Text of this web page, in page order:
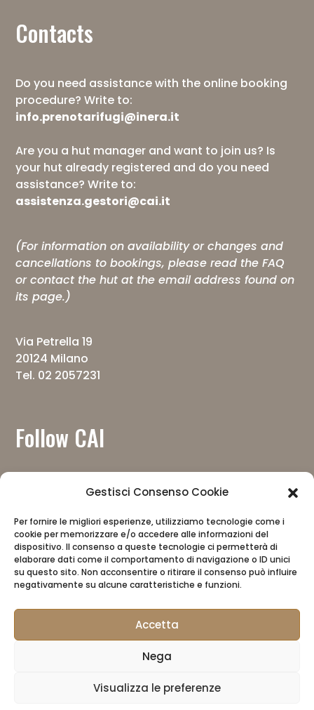
Gestisci Consenso Cookie
Per fornire le migliori esperienze, utilizziamo tecnologie come i
cookie per memorizzare e/o accedere alle informazioni del
dispositivo. Il consenso a queste tecnologie ci permetterà di
elaborare dati come il comportamento di navigazione o ID unici
su questo sito. Non acconsentire o ritirare il consenso può influire
negativamente su alcune caratteristiche e funzioni.
Accetta
Nega
Visualizza le preferenze
Contacts
Do you need assistance with the online booking
procedure? Write to:
info.prenotarifugi@inera.it
Are you a hut manager and want to join us? Is
your hut already registered and do you need
assistance? Write to:
assistenza.gestori@cai.it
(For information on availability or changes and
cancellations to bookings, please read theFAQ
or contact the hut at the email address found on
its page.)
Via Petrella 19
20124 Milano
Tel. 02 2057231
Follow CAI
Download the app
Privacy Policy
Manager reserved area